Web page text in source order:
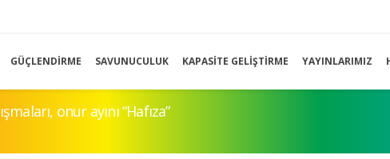
GÜÇLENDIRME SAVUNUCULUK KAPASITE GELIŞTIRME YAYINLARIMIZ
onur ayını “Hafıza”